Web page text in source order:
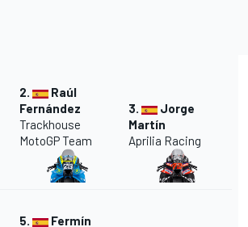
2.
Raúl
Fernández
Trackhouse
MotoGP Team
3.
Jorge
Martín
Aprilia Racing
5.
Fermín